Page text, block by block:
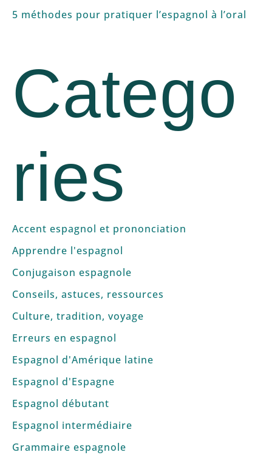
5 méthodes pour pratiquer l’espagnol à l’oral
Catego
ries
Accent espagnol et prononciation
Apprendre l'espagnol
Conjugaison espagnole
Conseils, astuces, ressources
Culture, tradition, voyage
Erreurs en espagnol
Espagnol d'Amérique latine
Espagnol d'Espagne
Espagnol débutant
Espagnol intermédiaire
Grammaire espagnole